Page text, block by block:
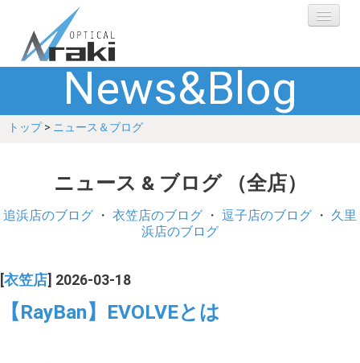
選ばれる理由
ブランド
補聴器
News&Blog
トップ> ニュース＆ブログ
ニュース & ブログ （全店）
追浜店のブログ ・ 衣笠店のブログ ・ 逗子店のブログ ・ 久里
浜店のブログ
衣笠店 ] 2026-03-18
【RayBan】EVOLVEとは